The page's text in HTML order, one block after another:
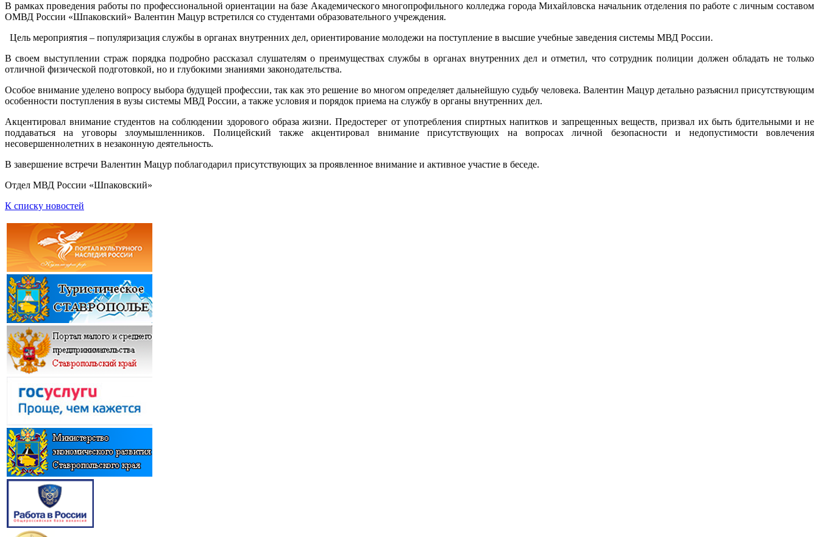
В рамках проведения работы по профессиональной ориентации на базе Академического многопрофильного колледжа города Михайловска начальник отделения по работе с личным составом
ОМВД России «Шпаковский» Валентин Мацур встретился со студентами образовательного учреждения.
Цель мероприятия – популяризация службы в органах внутренних дел, ориентирование молодежи на поступление в высшие учебные заведения системы МВД России.
В своем выступлении страж порядка подробно рассказал слушателям о преимуществах службы в органах внутренних дел и отметил, что сотрудник полиции должен обладать не только
отличной физической подготовкой, но и глубокими знаниями законодательства.
Особое внимание уделено вопросу выбора будущей профессии, так как это решение во многом определяет дальнейшую судьбу человека. Валентин Мацур детально разъяснил присутствующим
особенности поступления в вузы системы МВД России, а также условия и порядок приема на службу в органы внутренних дел.
Акцентировал внимание студентов на соблюдении здорового образа жизни. Предостерег от употребления спиртных напитков и запрещенных веществ, призвал их быть бдительными и не
поддаваться на уговоры злоумышленников. Полицейский также акцентировал внимание присутствующих на вопросах личной безопасности и недопустимости вовлечения
несовершеннолетних в незаконную деятельность.
В завершение встречи Валентин Мацур поблагодарил присутствующих за проявленное внимание и активное участие в беседе.
Отдел МВД России «Шпаковский»
К списку новостей